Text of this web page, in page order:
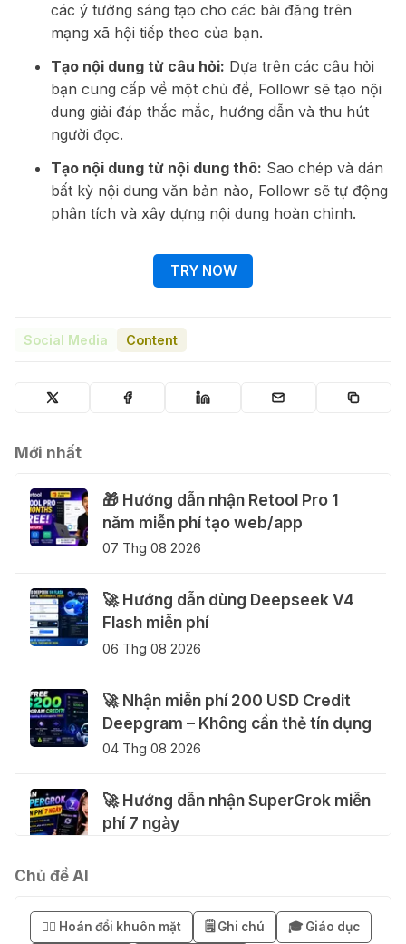
các ý tưởng sáng tạo cho các bài đăng trên
mạng xã hội tiếp theo của bạn.
Tạo nội dung từ câu hỏi: Dựa trên các câu hỏi
bạn cung cấp về một chủ đề, Followr sẽ tạo nội
dung giải đáp thắc mắc, hướng dẫn và thu hút
người đọc.
Tạo nội dung từ nội dung thô: Sao chép và dán
bất kỳ nội dung văn bản nào, Followr sẽ tự động
phân tích và xây dựng nội dung hoàn chỉnh.
TRY NOW
Social Media Content
Mới nhất
🎁 Hướng dẫn nhận Retool Pro 1
năm miễn phí tạo web/app
07 Thg 08 2026
🚀 Hướng dẫn dùng Deepseek V4
Flash miễn phí
06 Thg 08 2026
🚀 Nhận miễn phí 200 USD Credit
Deepgram – Không cần thẻ tín dụng
04 Thg 08 2026
🚀 Hướng dẫn nhận SuperGrok miễn
phí 7 ngày
Business miễn phí 3–6 tháng
Chủ đề AI
😶‍🌫️ Hoán đổi khuôn mặt 🗒️ Ghi chú 🎓 Giáo dục